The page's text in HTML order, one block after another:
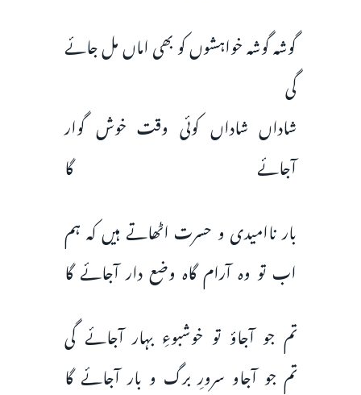
گوشہ گوشہ خواہشوں کو بھی اماں مل جائے
گی
شاداں شاداں کوئی وقت خوش گوار
آجائے گا
بار ناامیدی و حسرت اٹھاتے ہیں کہ ہم
اب تو وہ آرام گاہ وضع دار آجائے گا
تم جو آجاؤ تو خوشبوءِ بہار آجائے گی
تم جو آجاو سرورِ برگ و بار آجائے گا